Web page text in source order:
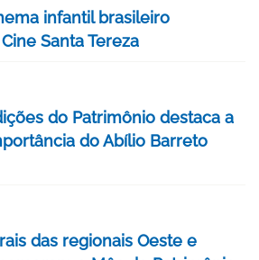
infantil brasileiro
Santa Tereza
do Patrimônio destaca a
do Abílio Barreto
das regionais Oeste e